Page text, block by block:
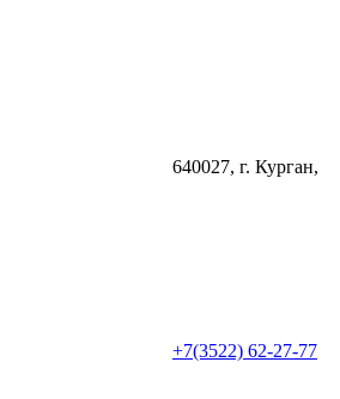
640027, г. Курган,
+7(3522) 62-27-77